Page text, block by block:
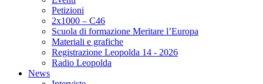
Petizioni
2x1000 – C46
Scuola di formazione Meritare l’Europa
Materiali e grafiche
Registrazione Leopolda 14 - 2026
Radio Leopolda
News